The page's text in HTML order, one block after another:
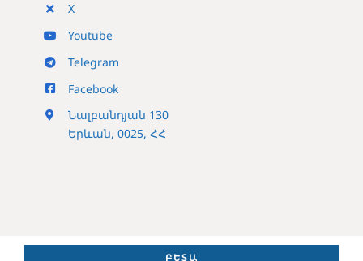
X
Youtube
Telegram
Facebook
Նալբանդյան 130
Երևան, 0025, ՀՀ
ԲԵՏԱ